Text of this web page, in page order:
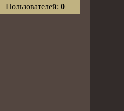
Пользователей: 0